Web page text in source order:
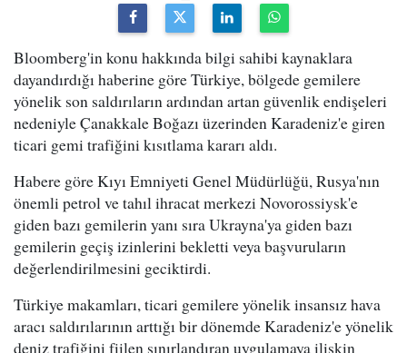
Bloomberg'in konu hakkında bilgi sahibi kaynaklara
dayandırdığı haberine göre Türkiye, bölgede gemilere
yönelik son saldırıların ardından artan güvenlik endişeleri
nedeniyle Çanakkale Boğazı üzerinden Karadeniz'e giren
ticari gemi trafiğini kısıtlama kararı aldı.
Habere göre Kıyı Emniyeti Genel Müdürlüğü, Rusya'nın
önemli petrol ve tahıl ihracat merkezi Novorossiysk'e
giden bazı gemilerin yanı sıra Ukrayna'ya giden bazı
gemilerin geçiş izinlerini bekletti veya başvuruların
değerlendirilmesini geciktirdi.
Türkiye makamları, ticari gemilere yönelik insansız hava
aracı saldırılarının arttığı bir dönemde Karadeniz'e yönelik
deniz trafiğini fiilen sınırlandıran uygulamaya ilişkin